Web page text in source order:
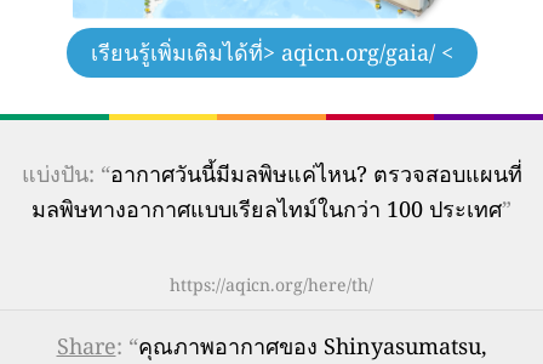
เรียนรู้เพิ่มเติมได้ที่> aqicn.org/gaia/ <
แบ่งปัน: “อากาศวันนี้มีมลพิษแค่ไหน? ตรวจสอบแผนที่
มลพิษทางอากาศแบบเรียลไทม์ในกว่า 100 ประเทศ”
https://aqicn.org/here/th/
Share: “คุณภาพอากาศของ Shinyasumatsu,